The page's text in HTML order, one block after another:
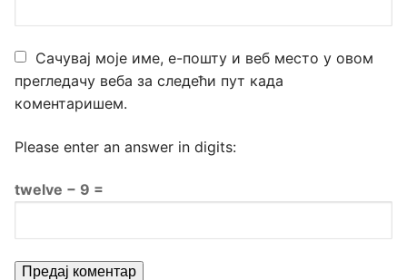
Сачувај моје име, е-пошту и веб место у овом
прегледачу веба за следећи пут када
коментаришем.
Please enter an answer in digits:
twelve − 9 =